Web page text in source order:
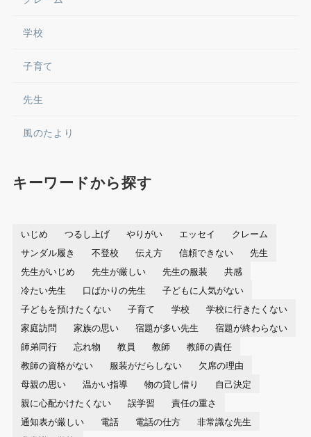
学校
子育て
先生
風のたより
キーワードから探す
いじめ つるし上げ やりがい エッセイ
クレーム
サンダル履き
不登校 伝え方 信頼できない
先生
先生がいじめ
先生が厳しい 先生の服装
共感
冷たい先生
口ばかりの先生
子どもに人気がない
子どもを預けたくない
子育て 学校
学校に行きたくない
家庭訪問
家族の思い 宿題が多い先生
宿題が終わらない
師弟同行
忘れ物 教員 教師
教師の責任
教師の資格がない
服装がだらしない
欠席の理由
母親の思い
温かい指導 物の貸し借り
自己決定
親に心配かけたくない
誤学習
責任の重さ
通知表が厳しい
電話 電話の仕方
非常識な先生